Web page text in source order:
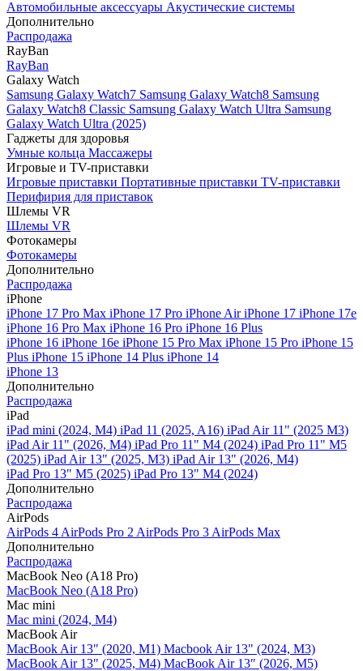
Автомобильные аксессуары Акустические системы
Дополнительно
Распродажа
RayBan
RayBan
Galaxy Watch
Samsung Galaxy Watch7 Samsung Galaxy Watch8 Samsung
Galaxy Watch8 Classic Samsung Galaxy Watch Ultra Samsung
Galaxy Watch Ultra (2025)
Гаджеты для здоровья
Умные кольца Массажеры
Игровые и TV-приставки
Игровые приставки Портативные приставки TV-приставки
Перифирия для приставок
Шлемы VR
Шлемы VR
Фотокамеры
Фотокамеры
Дополнительно
Распродажа
iPhone
iPhone 17 Pro Max iPhone 17 Pro iPhone AiriPhone 17 iPhone 17e
iPhone 16 Pro Max iPhone 16 Pro iPhone 16 Plus
iPhone 16 iPhone 16e iPhone 15 Pro Max iPhone 15 Pro iPhone 15
Plus iPhone 15 iPhone 14 Plus iPhone 14
iPhone 13
Дополнительно
Распродажа
iPad
iPad mini (2024, M4) iPad 11 (2025, A16) iPad Air 11" (2025 M3)
iPad Air 11" (2026, M4) iPad Pro 11" M4 (2024) iPad Pro 11" M5
(2025) iPad Air 13" (2025, M3) iPad Air 13" (2026, M4)
iPad Pro 13" M5 (2025) iPad Pro 13" M4 (2024)
Дополнительно
Распродажа
AirPods
AirPods 4 AirPods Pro 2 AirPods Pro 3 AirPods Max
Дополнительно
Распродажа
MacBook Neo (A18 Pro)
MacBook Neo (A18 Pro)
Mac mini
Mac mini (2024, M4)
MacBook Air
MacBook Air 13" (2020, M1) Macbook Air 13" (2024, M3)
MacBook Air 13" (2025, M4) MacBook Air 13″ (2026, M5)